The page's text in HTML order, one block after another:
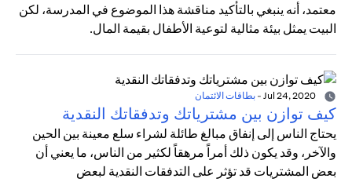
معتمد، أنه ينبغي بالتأكيد مناقشة هذا الموضوع في المدرسة، لكن
البيت يمثل بيئة مثالية لتوعية الأطفال بقيمة المال.
- بطاقات الائتمان
كيف توازن بين مشترياتك وتدفقاتك النقدية
يحتاج الناس إلى إنفاق مبالغ طائلة لشراء سلع معينة بين الحين
والآخر، وقد يكون ذلك أمراً مرهقاً لكثير من الناس، ما يعني أن
بعض المشتريات قد تؤثر على التدفقات النقدية لبعض